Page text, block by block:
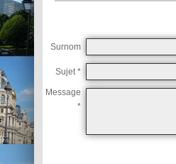
Surnom
Sujet *
Message
*